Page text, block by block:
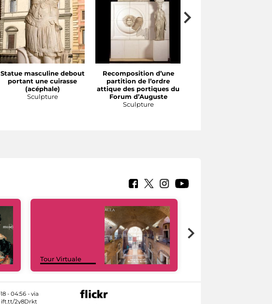
Statue masculine debout
portant une cuirasse
(acéphale)
Sculpture
Recomposition d’une
partition de l’ordre
attique des portiques du
Forum d’Auguste
Sculpture
Tour Virtuale